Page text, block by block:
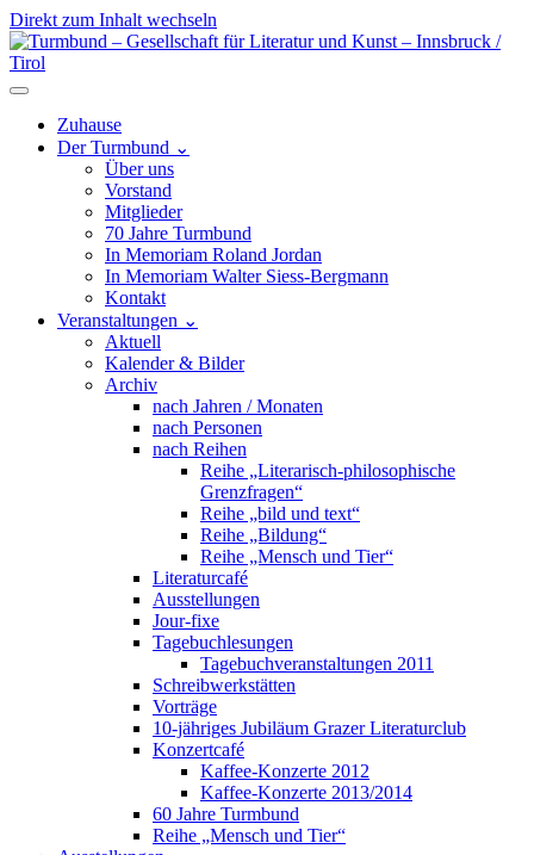
Direkt zum Inhalt wechseln
Hauptnavigation
Zuhause
Der Turmbund ⌄
Über uns
Vorstand
Mitglieder
70 Jahre Turmbund
In Memoriam Roland Jordan
In Memoriam Walter Siess-Bergmann
Kontakt
Veranstaltungen ⌄
Aktuell
Kalender & Bilder
Archiv
nach Jahren / Monaten
nach Personen
nach Reihen
Reihe „Literarisch-philosophische
Grenzfragen“
Reihe „bild und text“
Reihe „Bildung“
Reihe „Mensch und Tier“
Literaturcafé
Ausstellungen
Jour-fixe
Tagebuchlesungen
Tagebuchveranstaltungen 2011
Schreibwerkstätten
Vorträge
10-jähriges Jubiläum Grazer Literaturclub
Konzertcafé
Kaffee-Konzerte 2012
Kaffee-Konzerte 2013/2014
60 Jahre Turmbund
Reihe „Mensch und Tier“